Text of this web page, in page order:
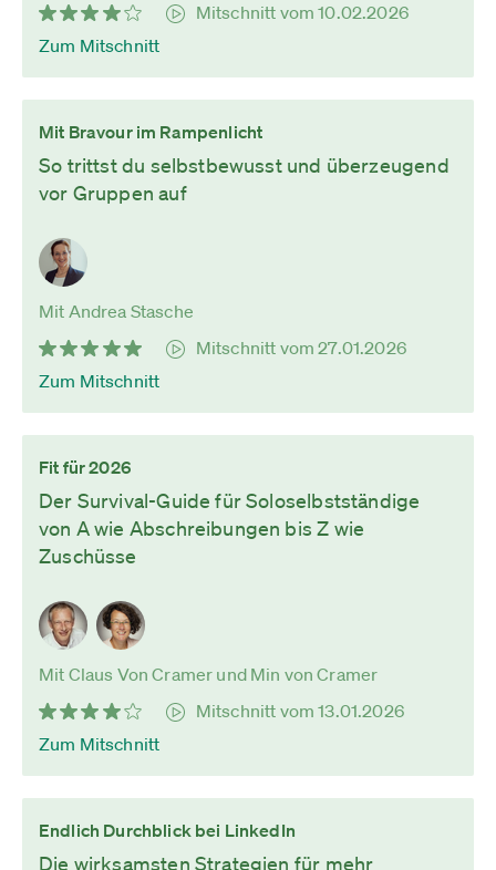
Mitschnitt vom 10.02.2026
Zum Mitschnitt
Mit Bravour im Rampenlicht
So trittst du selbstbewusst und überzeugend
vor Gruppen auf
Mit Andrea Stasche
Mitschnitt vom 27.01.2026
Zum Mitschnitt
Fit für 2026
Der Survival-Guide für Soloselbstständige
von A wie Abschreibungen bis Z wie
Zuschüsse
Mit Claus Von Cramer und Min von Cramer
Mitschnitt vom 13.01.2026
Zum Mitschnitt
Endlich Durchblick bei LinkedIn
Die wirksamsten Strategien für mehr